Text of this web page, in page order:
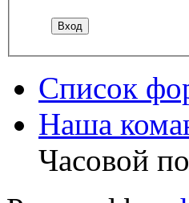
Список
Наша
Часовой